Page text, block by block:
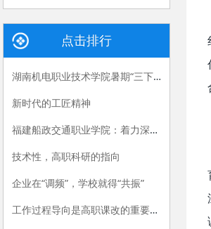
点击排行
湖南机电职业技术学院暑期“三下乡”：长大后，我就成了你
新时代的工匠精神
福建船政交通职业学院：着力深化产教融合，“六招”助推职教供给侧改革
技术性，高职科研的指向
企业在“调频”，学校就得“共振”
工作过程导向是高职课改的重要指导原则